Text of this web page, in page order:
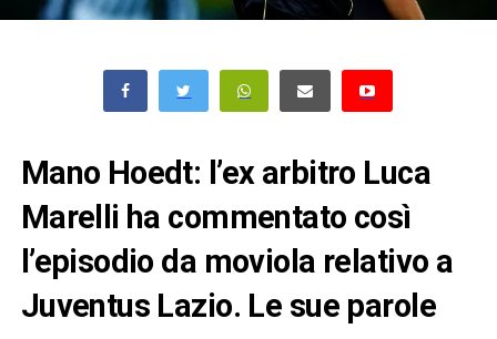
Mano Hoedt: l’ex arbitro Luca
Marelli ha commentato così
l’episodio da moviola relativo a
Juventus Lazio. Le sue parole